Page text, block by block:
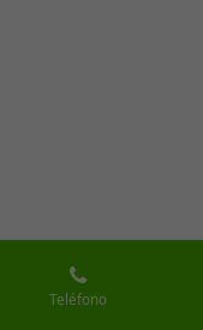
Teléfono